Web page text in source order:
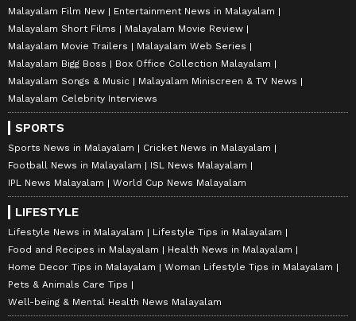
Malayalam Film New
Entertainment News in Malayalam
Malayalam Short Films
Malayalam Movie Review
Malayalam Movie Trailers
Malayalam Web Series
Malayalam Bigg Boss
Box Office Collection Malayalam
Malayalam Songs & Music
Malayalam Miniscreen & TV News
Malayalam Celebrity Interviews
SPORTS
Sports News in Malayalam
Cricket News in Malayalam
Football News in Malayalam
ISL News Malayalam
IPL News Malayalam
World Cup News Malayalam
LIFESTYLE
Lifestyle News in Malayalam
Lifestyle Tips in Malayalam
Food and Recipes in Malayalam
Health News in Malayalam
Home Decor Tips in Malayalam
Woman Lifestyle Tips in Malayalam
Pets & Animals Care Tips
Well-being & Mental Health News Malayalam